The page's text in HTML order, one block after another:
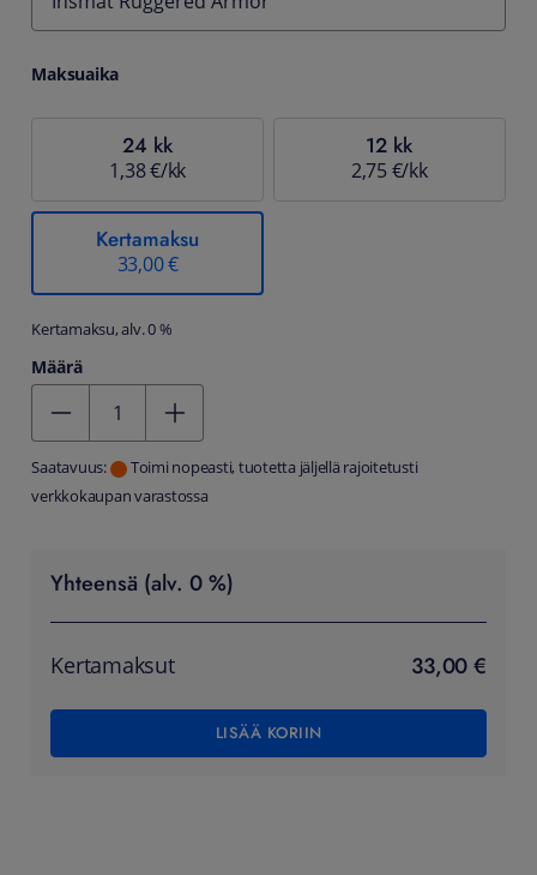
Maksuaika
24 kk
1,38 €/kk
12 kk
2,75 €/kk
Kertamaksu
33,00 €
Kertamaksu, alv. 0 %
Määrä
Saatavuus:
Toimi nopeasti, tuotetta jäljellä rajoitetusti
verkkokaupan varastossa
Yhteensä (alv. 0 %)
Kertamaksut 33,00 €
LISÄÄ KORIIN